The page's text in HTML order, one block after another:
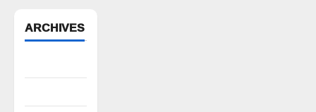
ARCHIVES